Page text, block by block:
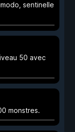
sentinelle
50 avec
monstres.